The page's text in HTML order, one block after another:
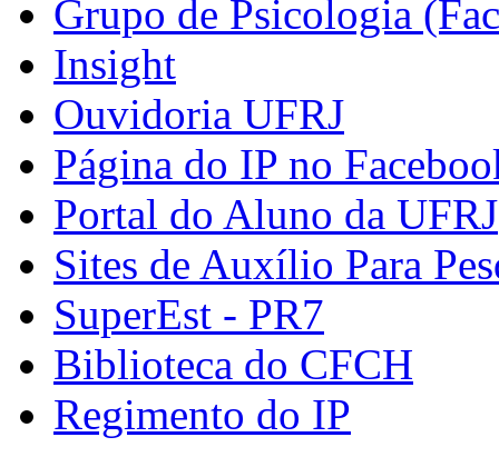
Grupo de Psicologia
Insight
Ouvidoria UFRJ
Página do IP no
Portal do Aluno da UFRJ
Sites de Auxílio Para
SuperEst - PR7
Biblioteca do CFCH
Regimento do IP